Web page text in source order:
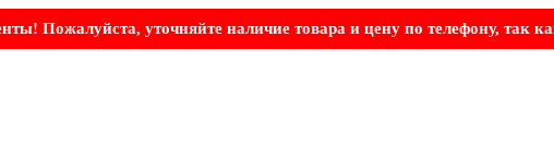
Пожалуйста, уточняйте наличие товара и цену по телефону, так